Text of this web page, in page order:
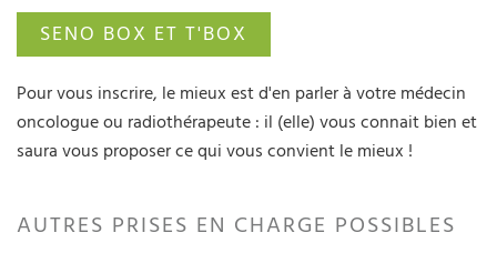
SENO BOX ET T'BOX
Pour vous inscrire, le mieux est d'en parler à votre médecin
oncologue ou radiothérapeute : il (elle) vous connait bien et
saura vous proposer ce qui vous convient le mieux !
AUTRES PRISES EN CHARGE POSSIBLES